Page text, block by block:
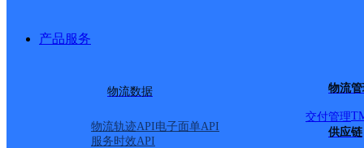
产品服务
物流数据
物流轨迹API电子面单API
服务时效API
物流
交付管理
供应链